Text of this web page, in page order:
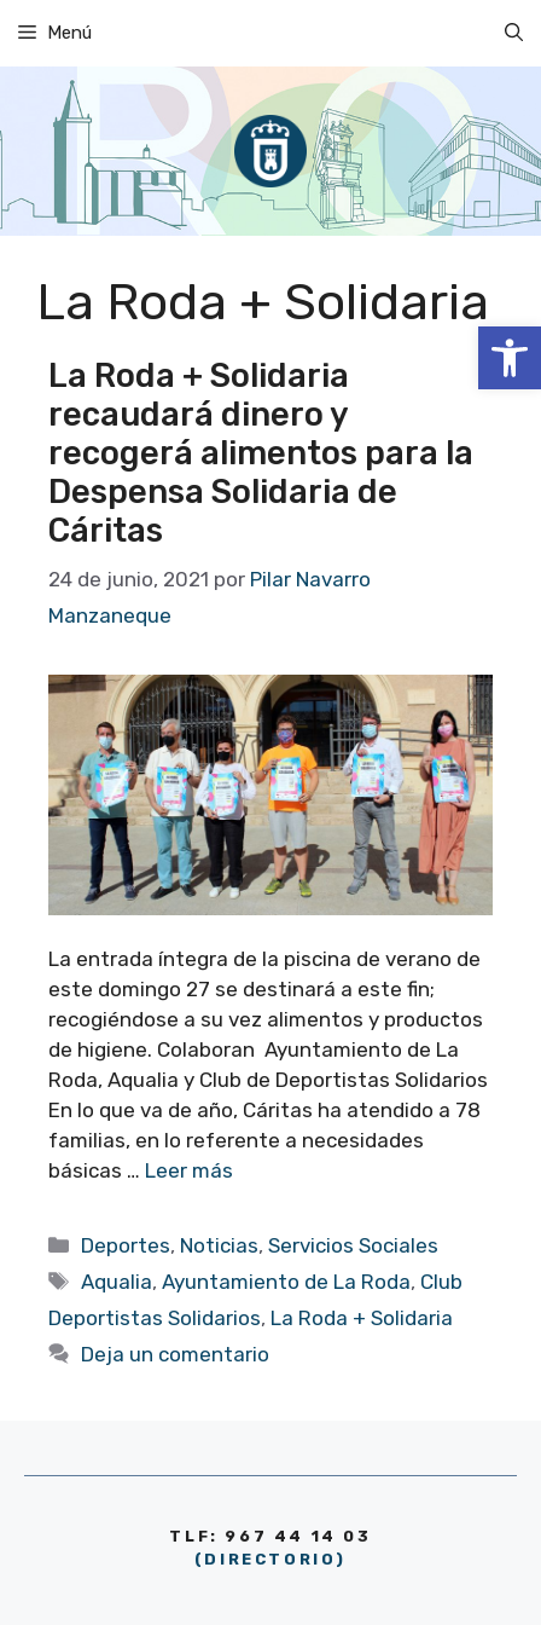
Abrir
contenido
Menú
La Roda + Solidaria
La Roda + Solidaria
recaudará dinero y
recogerá alimentos para la
Despensa Solidaria de
Cáritas
24 de junio, 2021 por Pilar Navarro
Manzaneque
La entrada íntegra de la piscina de verano de
este domingo 27 se destinará a este fin;
recogiéndose a su vez alimentos y productos
de higiene. Colaboran Ayuntamiento de La
Roda, Aqualia y Club de Deportistas Solidarios
En lo que va de año, Cáritas ha atendido a 78
familias, en lo referente a necesidades
básicas … Leer más
Categorías
Deportes, Noticias,Servicios Sociales
Etiquetas
Aqualia,Ayuntamiento de La Roda, Club
Deportistas Solidarios, La Roda + Solidaria
Deja un comentario
TLF: 967 44 14 03
(DIRECTORIO)